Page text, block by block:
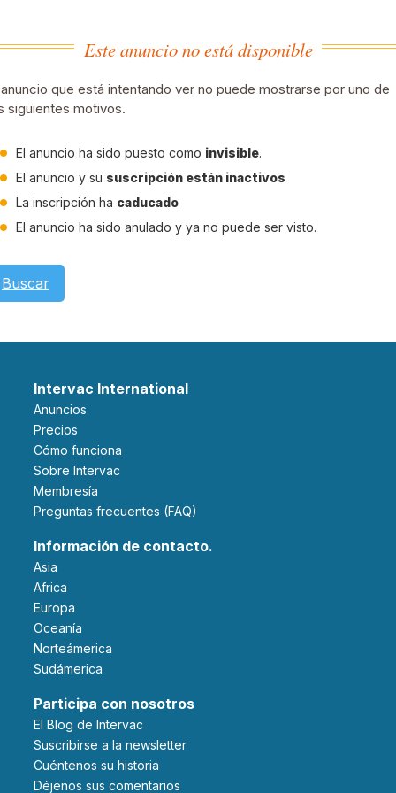
Este anuncio no está disponible
que está intentando ver no puede mostrarse por uno de
siguientes motivos.
El anuncio ha sido puesto como invisible.
El anuncio y su suscripción están inactivos
La inscripción ha caducado
El anuncio ha sido anulado y ya no puede ser visto.
Buscar
Intervac International
Anuncios
Precios
Cómo funciona
Sobre Intervac
Membresía
Preguntas frecuentes (FAQ)
Información de contacto.
Asia
Africa
Europa
Oceanía
Norteámerica
Sudámerica
Participa con nosotros
El Blog de Intervac
Suscribirse a la newsletter
Cuéntenos su historia
Déjenos sus comentarios